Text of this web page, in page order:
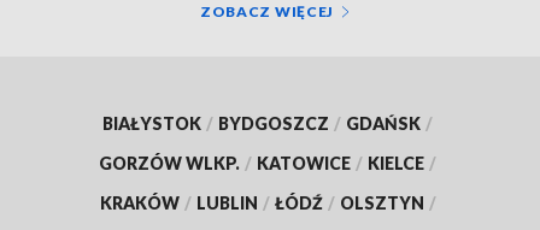
ZOBACZ WIĘCEJ
BIAŁYSTOK / BYDGOSZCZ / GDAŃSK /
GORZÓW WLKP. / KATOWICE / KIELCE /
KRAKÓW / LUBLIN / ŁÓDŹ / OLSZTYN /